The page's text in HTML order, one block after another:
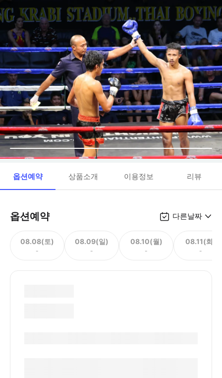
옵션예약 상품소개 이용정보 리뷰
옵션예약 다른날짜
08.08(토)
-
08.09(일)
-
08.10(월)
-
08.11(화)
-